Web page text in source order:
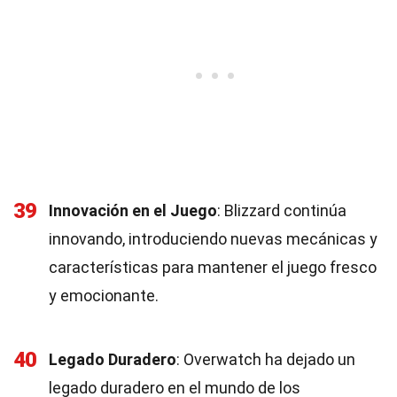
39 Innovación en el Juego: Blizzard continúa
innovando, introduciendo nuevas mecánicas y
características para mantener el juego fresco
y emocionante.
40 Legado Duradero: Overwatch ha dejado un
legado duradero en el mundo de los